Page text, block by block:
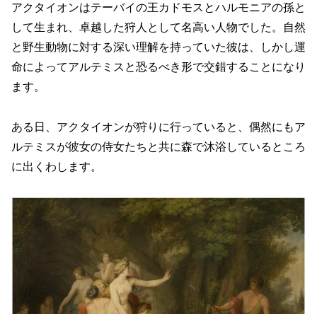
アクタイオンはテーバイの王カドモスとハルモニアの孫と
して生まれ、卓越した狩人として名高い人物でした。自然
と野生動物に対する深い理解を持っていた彼は、しかし運
命によってアルテミスと恐るべき形で交錯することになり
ます。
ある日、アクタイオンが狩りに行っていると、偶然にもア
ルテミスが彼女の侍女たちと共に森で沐浴しているところ
に出くわします。